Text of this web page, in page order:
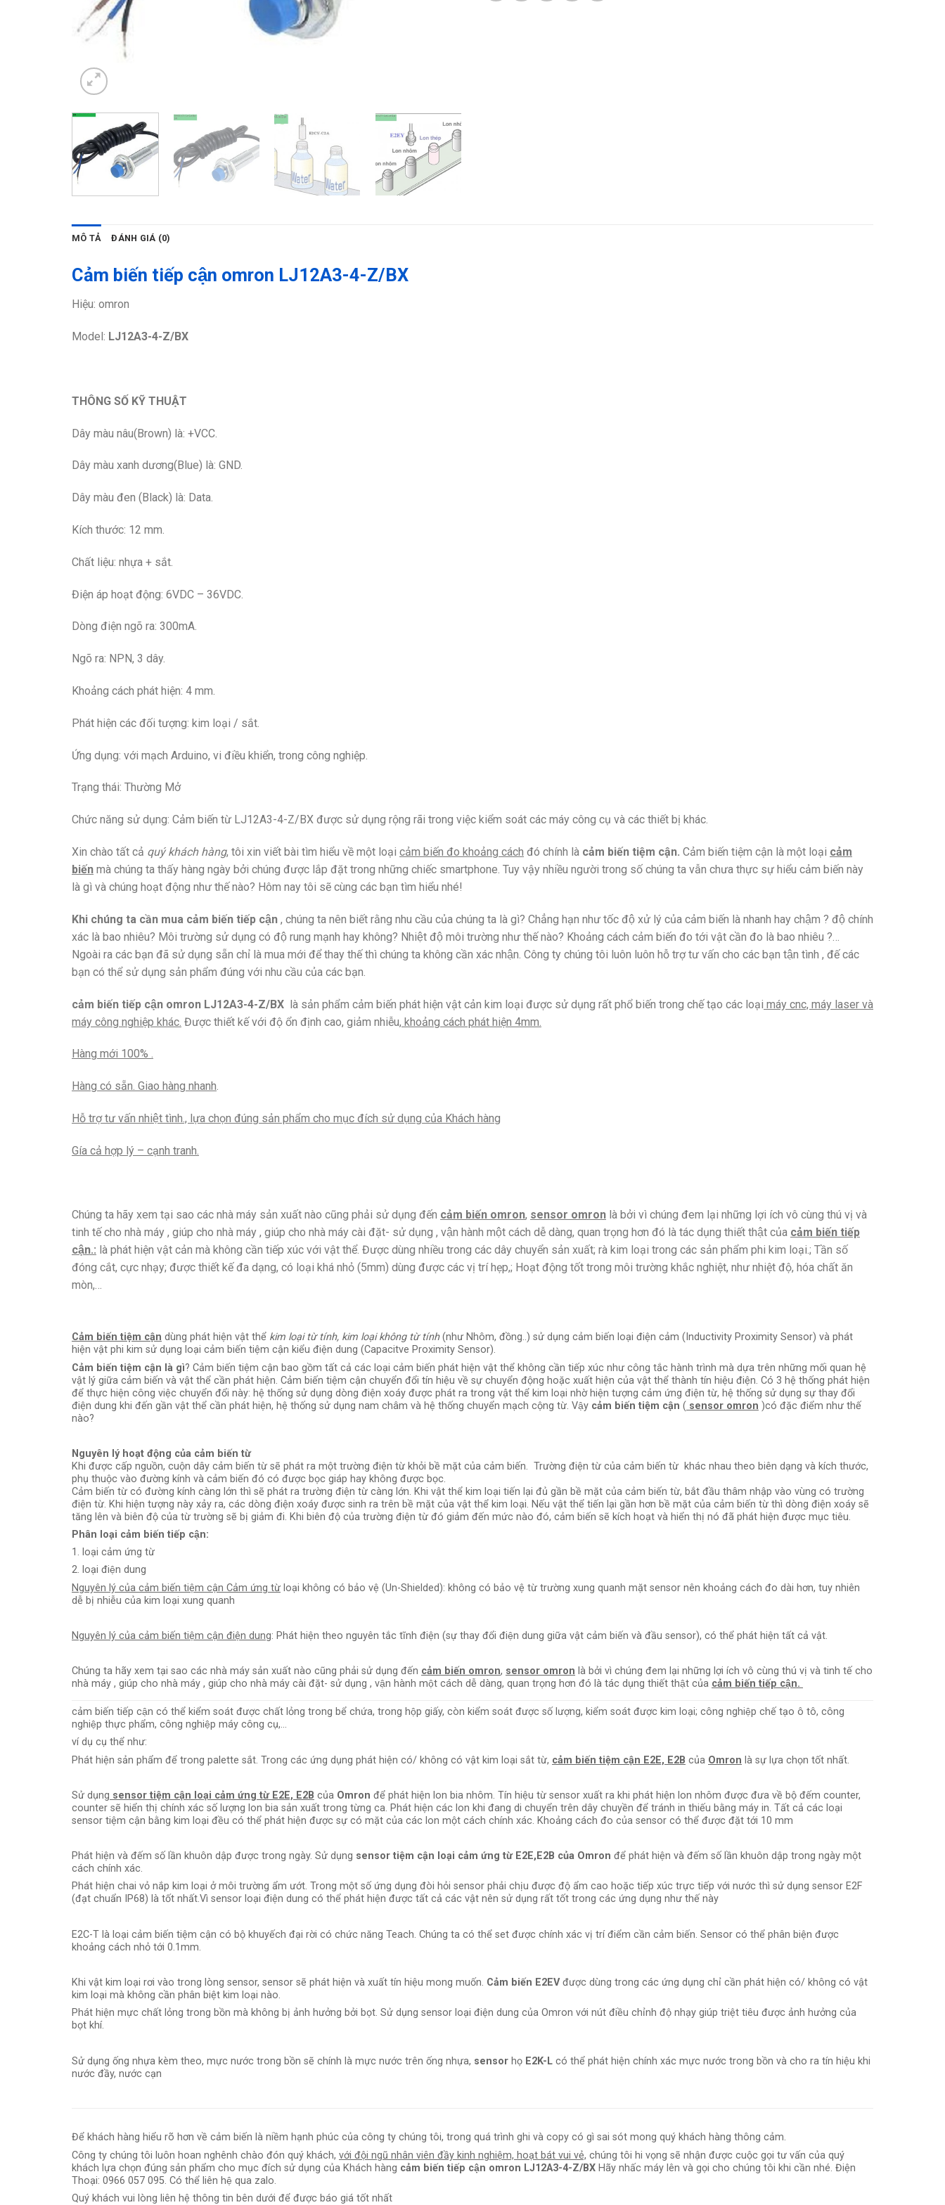
MÔ TẢ ĐÁNH GIÁ (0)
Cảm biến tiếp cận omron LJ12A3-4-Z/BX
Hiệu: omron
Model: LJ12A3-4-Z/BX
THÔNG SỐ KỸ THUẬT
Dây màu nâu(Brown) là: +VCC.
Dây màu xanh dương(Blue) là: GND.
Dây màu đen (Black) là: Data.
Kích thước: 12 mm.
Chất liệu: nhựa + sắt.
Điện áp hoạt động: 6VDC – 36VDC.
Dòng điện ngõ ra: 300mA.
Ngõ ra: NPN, 3 dây.
Khoảng cách phát hiện: 4 mm.
Phát hiện các đối tượng: kim loại / sắt.
Ứng dụng: với mạch Arduino, vi điều khiển, trong công nghiệp.
Trạng thái: Thường Mở
Chức năng sử dụng: Cảm biến từ LJ12A3-4-Z/BX được sử dụng rộng rãi trong việc kiểm soát các máy công cụ và các thiết bị khác.
Xin chào tất cả quý khách hàng, tôi xin viết bài tìm hiểu về một loại cảm biến đo khoảng cách đó chính là cảm biến tiệm cận. Cảm biến tiệm cận là một loại cảm
biến mà chúng ta thấy hàng ngày bởi chúng được lắp đặt trong những chiếc smartphone. Tuy vậy nhiều người trong số chúng ta vẫn chưa thực sự hiểu cảm biến này
là gì và chúng hoạt động như thế nào? Hôm nay tôi sẽ cùng các bạn tìm hiểu nhé!
Khi chúng ta cần mua cảm biến tiếp cận , chúng ta nên biết rằng nhu cầu của chúng ta là gì? Chẳng hạn như tốc độ xử lý của cảm biến là nhanh hay chậm ? độ chính
xác là bao nhiêu? Môi trường sử dụng có độ rung mạnh hay không? Nhiệt độ môi trường như thế nào? Khoảng cách cảm biến đo tới vật cần đo là bao nhiêu ?…
Ngoài ra các bạn đã sử dụng sẵn chỉ là mua mới để thay thế thì chúng ta không cần xác nhận. Công ty chúng tôi luôn luôn hỗ trợ tư vấn cho các bạn tận tình , đế các
bạn có thể sử dụng sản phẩm đúng với nhu cầu của các bạn.
cảm biến tiếp cận omron LJ12A3-4-Z/BX là sản phẩm cảm biến phát hiện vật cản kim loại được sử dụng rất phổ biến trong chế tạo các loại máy cnc, máy laser và
máy công nghiệp khác. Được thiết kế với độ ổn định cao, giảm nhiễu, khoảng cách phát hiện 4mm.
Hàng mới 100% .
Hàng có sẵn. Giao hàng nhanh.
Hỗ trợ tư vấn nhiệt tình., lựa chọn đúng sản phẩm cho mục đích sử dụng của Khách hàng
Gía cả hợp lý – cạnh tranh.
Chúng ta hãy xem tại sao các nhà máy sản xuất nào cũng phải sử dụng đến cảm biến omron, sensor omron là bởi vì chúng đem lại những lợi ích vô cùng thú vị và
tinh tế cho nhà máy , giúp cho nhà máy , giúp cho nhà máy cài đặt- sử dụng , vận hành một cách dễ dàng, quan trọng hơn đó là tác dụng thiết thật của cảm biến tiếp
cận.: là phát hiện vật cản mà không cần tiếp xúc với vật thể. Được dùng nhiều trong các dây chuyển sản xuất; rà kim loại trong các sản phẩm phi kim loại.; Tần số
đóng cắt, cực nhạy; được thiết kế đa dạng, có loại khá nhỏ (5mm) dùng được các vị trí hẹp,; Hoạt động tốt trong môi trường khắc nghiệt, như nhiệt độ, hóa chất ăn
mòn,…
Cảm biến tiệm cận dùng phát hiện vật thể kim loại từ tính, kim loại không từ tính(như Nhôm, đồng..) sử dụng cảm biến loại điện cảm (Inductivity Proximity Sensor) và phát
hiện vật phi kim sử dụng loại cảm biến tiệm cận kiểu điện dung (Capacitve Proximity Sensor).
Cảm biến tiệm cận là gì? Cảm biến tiệm cận bao gồm tất cả các loại cảm biến phát hiện vật thể không cần tiếp xúc như công tắc hành trình mà dựa trên những mối quan hệ
vật lý giữa cảm biến và vật thể cần phát hiện. Cảm biến tiệm cận chuyển đổi tín hiệu về sự chuyển động hoặc xuất hiện của vật thể thành tín hiệu điện. Có 3 hệ thống phát hiện
để thực hiện công việc chuyển đổi này: hệ thống sử dụng dòng điện xoáy được phát ra trong vật thể kim loại nhờ hiện tượng cảm ứng điện từ, hệ thống sử dụng sự thay đổi
điện dung khi đến gần vật thể cần phát hiện, hệ thống sử dụng nam châm và hệ thống chuyển mạch cộng từ. Vậy cảm biến tiệm cận ( sensor omron )có đặc điểm như thế
nào?
Nguyên lý hoạt động của cảm biến từ
Khi được cấp nguồn, cuộn dây cảm biến từ sẽ phát ra một trường điện từ khỏi bề mặt của cảm biến. Trường điện từ của cảm biến từ khác nhau theo biên dạng và kích thước,
phụ thuộc vào đường kính và cảm biến đó có được bọc giáp hay không được bọc.
Cảm biến từ có đường kính càng lớn thì sẽ phát ra trường điện từ càng lớn. Khi vật thể kim loại tiến lại đủ gần bề mặt của cảm biến từ, bắt đầu thâm nhập vào vùng có trường
điện từ. Khi hiện tượng này xảy ra, các dòng điện xoáy được sinh ra trên bề mặt của vật thể kim loại. Nếu vật thể tiến lại gần hơn bề mặt của cảm biến từ thì dòng điện xoáy sẽ
tăng lên và biên độ của từ trường sẽ bị giảm đi. Khi biên độ của trường điện từ đó giảm đến mức nào đó, cảm biến sẽ kích hoạt và hiển thị nó đã phát hiện được mục tiêu.
Phân loại cảm biến tiếp cận:
1. loại cảm ứng từ
2. loại điện dung
Nguyên lý của cảm biến tiệm cận Cảm ứng từ loại không có bảo vệ (Un-Shielded): không có bảo vệ từ trường xung quanh mặt sensor nên khoảng cách đo dài hơn, tuy nhiên
dễ bị nhiễu của kim loại xung quanh
Nguyên lý của cảm biến tiệm cận điện dung: Phát hiện theo nguyên tắc tĩnh điện (sự thay đổi điện dung giữa vật cảm biến và đầu sensor), có thể phát hiện tất cả vật.
Chúng ta hãy xem tại sao các nhà máy sản xuất nào cũng phải sử dụng đến cảm biến omron, sensor omron là bởi vì chúng đem lại những lợi ích vô cùng thú vị và tinh tế cho
nhà máy , giúp cho nhà máy , giúp cho nhà máy cài đặt- sử dụng , vận hành một cách dễ dàng, quan trọng hơn đó là tác dụng thiết thật của cảm biến tiếp cận.
cảm biến tiếp cận có thể kiểm soát được chất lỏng trong bể chứa, trong hộp giấy, còn kiểm soát được số lượng, kiểm soát được kim loại; công nghiệp chế tạo ô tô, công
nghiệp thực phẩm, công nghiệp máy công cụ,…
ví dụ cụ thể như:
Phát hiện sản phẩm để trong palette sắt. Trong các ứng dụng phát hiện có/ không có vật kim loại sắt từ, cảm biến tiệm cận E2E, E2B của Omron là sự lựa chọn tốt nhất.
Sử dụng sensor tiệm cận loại cảm ứng từ E2E, E2B của Omron để phát hiện lon bia nhôm. Tín hiệu từ sensor xuất ra khi phát hiện lon nhôm được đưa về bộ đếm counter,
counter sẽ hiển thị chính xác số lượng lon bia sản xuất trong từng ca. Phát hiện các lon khi đang di chuyển trên dây chuyền để tránh in thiếu bằng máy in. Tất cả các loại
sensor tiệm cận bằng kim loại đều có thể phát hiện được sự có mặt của các lon một cách chính xác. Khoảng cách đo của sensor có thể được đặt tới 10 mm
Phát hiện và đếm số lần khuôn dập được trong ngày. Sử dụng sensor tiệm cận loại cảm ứng từ E2E,E2B của Omron để phát hiện và đếm số lần khuôn dập trong ngày một
cách chính xác.
Phát hiện chai vỏ nắp kim loại ở môi trường ẩm ướt. Trong một số ứng dụng đòi hỏi sensor phải chịu được độ ẩm cao hoặc tiếp xúc trực tiếp với nước thì sử dụng sensor E2F
(đạt chuẩn IP68) là tốt nhất.Vì sensor loại điện dung có thể phát hiện được tất cả các vật nên sử dụng rất tốt trong các ứng dụng như thế này
E2C-T là loại cảm biến tiệm cận có bộ khuyếch đại rời có chức năng Teach. Chúng ta có thể set được chính xác vị trí điểm cần cảm biến. Sensor có thể phân biện được
khoảng cách nhỏ tới 0.1mm.
Khi vật kim loại rơi vào trong lòng sensor, sensor sẽ phát hiện và xuất tín hiệu mong muốn. Cảm biến E2EVđược dùng trong các ứng dụng chỉ cần phát hiện có/ không có vật
kim loại mà không cần phân biệt kim loại nào.
Phát hiện mực chất lỏng trong bồn mà không bị ảnh hưởng bởi bọt. Sử dụng sensor loại điện dung của Omron với nút điều chỉnh độ nhạy giúp triệt tiêu được ảnh hưởng của
bọt khí.
Sử dụng ống nhựa kèm theo, mực nước trong bồn sẽ chính là mực nước trên ống nhựa, sensor họ E2K-L có thể phát hiện chính xác mực nước trong bồn và cho ra tín hiệu khi
nước đầy, nước cạn
Để khách hàng hiểu rõ hơn về cảm biến là niềm hạnh phúc của công ty chúng tôi, trong quá trình ghi và copy có gì sai sót mong quý khách hàng thông cảm.
Công ty chúng tôi luôn hoan nghênh chào đón quý khách, với đội ngũ nhân viên đầy kinh nghiệm, hoạt bát vui vẻ, chúng tôi hi vọng sẽ nhận được cuộc gọi tư vấn của quý
khách lựa chọn đúng sản phẩm cho mục đích sử dụng của Khách hàng cảm biến tiếp cận omron LJ12A3-4-Z/BX Hãy nhấc máy lên và gọi cho chúng tôi khi cần nhé. Điện
Thoại: 0966 057 095. Có thể liên hệ qua zalo.
Quý khách vui lòng liên hệ thông tin bên dưới để được báo giá tốt nhất